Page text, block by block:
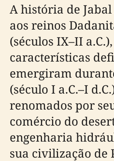
A história de
aos reinos
(séculos IX–II
características
emergiram
(século I a.C.–I
renomados por
comércio do
engenharia
sua civilização de